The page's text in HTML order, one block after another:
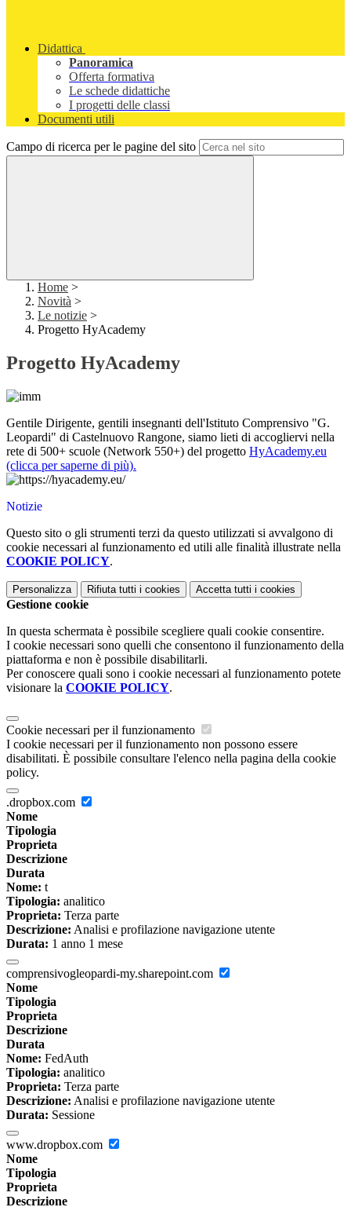
Didattica
Panoramica
Offerta formativa
Le schede didattiche
I progetti delle classi
Documenti utili
Campo di ricerca per le pagine del sito
Home >
Novità >
Le notizie >
Progetto HyAcademy
Progetto HyAcademy
Gentile Dirigente, gentili insegnanti dell'Istituto Comprensivo "G.
Leopardi" di Castelnuovo Rangone, siamo lieti di accogliervi nella
rete di 500+ scuole (Network 550+) del progetto HyAcademy.eu
(clicca per saperne di più).
Notizie
Questo sito o gli strumenti terzi da questo utilizzati si avvalgono di
cookie necessari al funzionamento ed utili alle finalità illustrate nella
COOKIE POLICY.
Personalizza Rifiuta tutti i cookies Accetta tutti i cookies
Gestione cookie
In questa schermata è possibile scegliere quali cookie consentire.
I cookie necessari sono quelli che consentono il funzionamento della
piattaforma e non è possibile disabilitarli.
Per conoscere quali sono i cookie necessari al funzionamento potete
visionare la COOKIE POLICY.
Cookie necessari per il funzionamento
I cookie necessari per il funzionamento non possono essere
disabilitati. È possibile consultare l'elenco nella pagina della cookie
policy.
.dropbox.com
Nome
Tipologia
Proprieta
Descrizione
Durata
Nome: t
Tipologia: analitico
Proprieta: Terza parte
Descrizione: Analisi e profilazione navigazione utente
Durata: 1 anno 1 mese
comprensivogleopardi-my.sharepoint.com
Nome
Tipologia
Proprieta
Descrizione
Durata
Nome: FedAuth
Tipologia: analitico
Proprieta: Terza parte
Descrizione: Analisi e profilazione navigazione utente
Durata: Sessione
www.dropbox.com
Nome
Tipologia
Proprieta
Descrizione